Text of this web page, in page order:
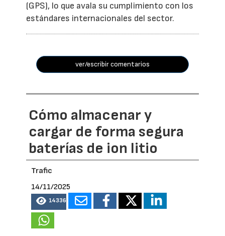
(GPS), lo que avala su cumplimiento con los
estándares internacionales del sector.
ver/escribir comentarios
Cómo almacenar y
cargar de forma segura
baterías de ion litio
Trafic
14/11/2025
14336